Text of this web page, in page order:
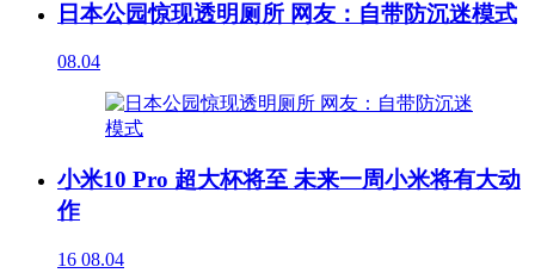
日本公园惊现透明厕所 网友：自带防沉迷模式
08.04
小米10 Pro 超大杯将至 未来一周小米将有大动
作
16 08.04